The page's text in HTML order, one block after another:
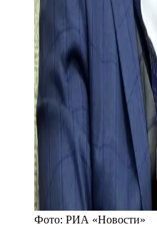
Фото: РИА «Новости»